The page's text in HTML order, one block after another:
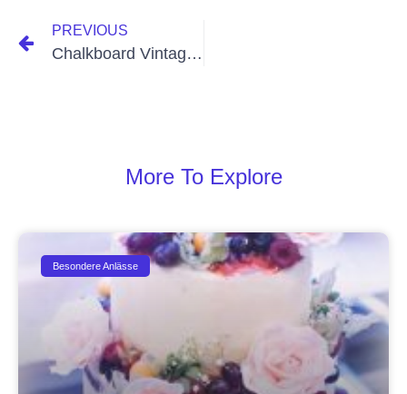
PREVIOUS
Chalkboard Vintage Wedding
More To Explore
Besondere Anlässe